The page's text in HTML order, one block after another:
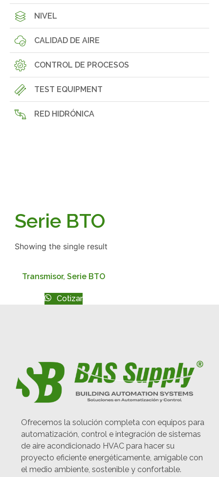
NIVEL
CALIDAD DE AIRE
CONTROL DE PROCESOS
TEST EQUIPMENT
RED HIDRÓNICA
Serie BTO
Showing the single result
Transmisor, Serie BTO
Cotizar
Ofrecemos la solución completa con equipos para
automatización, control e integración de sistemas
de aire acondicionado HVAC para hacer su
proyecto eficiente energéticamente, amigable con
el medio ambiente, sostenible y confortable.